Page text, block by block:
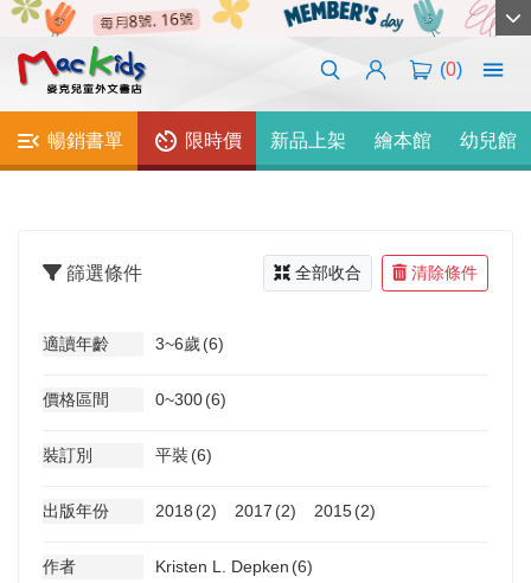
(0)
暢銷書單 限時價 新品上架 繪本館 幼兒館
篩選條件 全部收合 清除條件
適讀年齡 3~6歲(6)
價格區間 0~300(6)
裝訂別 平裝 (6)
出版年份 2018 (2) 2017 (2) 2015(2)
作者 Kristen L. Depken (6)